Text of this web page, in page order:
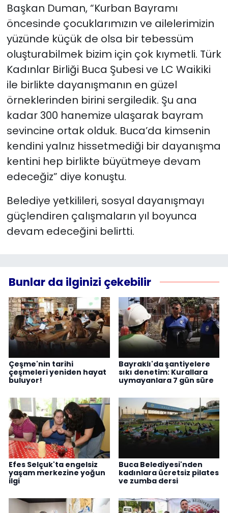
Başkan Duman, “Kurban Bayramı
öncesinde çocuklarımızın ve ailelerimizin
yüzünde küçük de olsa bir tebessüm
oluşturabilmek bizim için çok kıymetli. Türk
Kadınlar Birliği Buca Şubesi ve LC Waikiki
ile birlikte dayanışmanın en güzel
örneklerinden birini sergiledik. Şu ana
kadar 300 hanemize ulaşarak bayram
sevincine ortak olduk. Buca’da kimsenin
kendini yalnız hissetmediği bir dayanışma
kentini hep birlikte büyütmeye devam
edeceğiz” diye konuştu.
Belediye yetkilileri, sosyal dayanışmayı
güçlendiren çalışmaların yıl boyunca
devam edeceğini belirtti.
Bunlar da ilginizi çekebilir
Çeşme'nin tarihi
çeşmeleri yeniden hayat
buluyor!
Bayraklı'da şantiyelere
sıkı denetim: Kurallara
uymayanlara 7 gün süre
Efes Selçuk'ta engelsiz
yaşam merkezine yoğun
ilgi
Buca Belediyesi'nden
kadınlara ücretsiz pilates
ve zumba dersi